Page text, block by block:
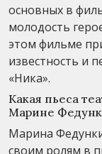
основных в
молодость
этом фильме
известность и
«Ника».
Какая пьеса
Марине
Марина
своим ролям в